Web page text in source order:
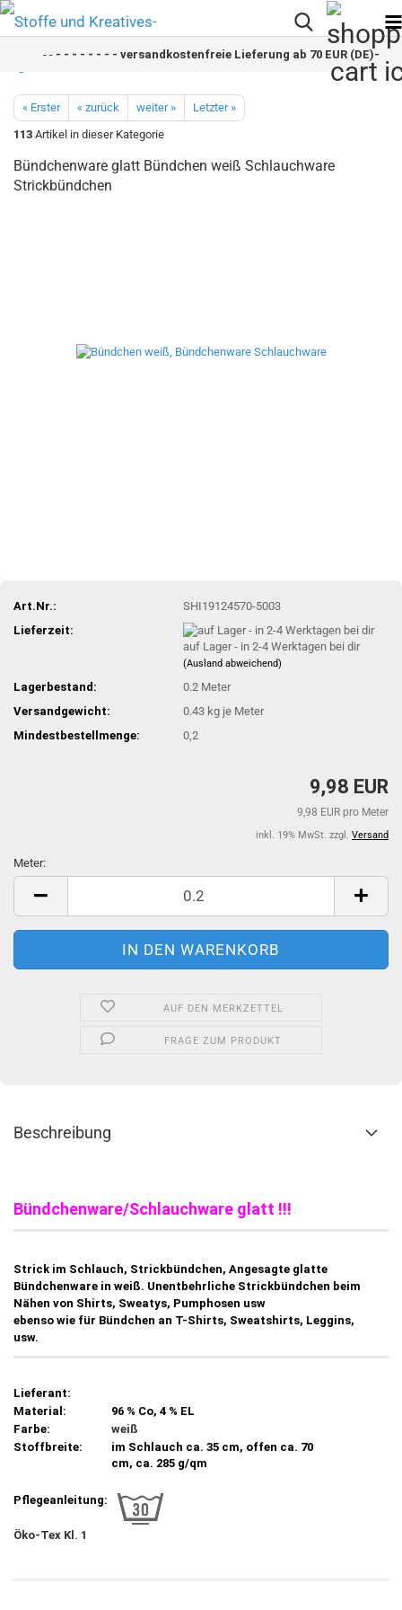
- - - - - - - - versandkostenfreie Lieferung ab 70 EUR (DE)- - -
« Erster « zurück weiter »
Letzter »
113 Artikel in dieser Kategorie
Bündchenware glatt Bündchen weiß Schlauchware
Strickbündchen
Art.Nr.:
SHI19124570-5003
Lieferzeit:
auf Lager - in 2-4 Werktagen bei dir
(Ausland abweichend)
Lagerbestand: 0.2 Meter
Versandgewicht:
0.43 kg je Meter
Mindestbestellmenge:
0,2
9,98 EUR
9,98 EUR pro Meter
inkl. 19% MwSt. zzgl. Versand
Meter:
Meter
AUF DEN MERKZETTEL
FRAGE ZUM PRODUKT
Beschreibung
Bündchenware/Schlauchware glatt !!!
Strick im Schlauch, Strickbündchen, Angesagte glatte
Bündchenware in weiß. Unentbehrliche Strickbündchen beim
Nähen von Shirts, Sweatys, Pumphosen usw
ebenso wie für Bündchen an T-Shirts, Sweatshirts, Leggins,
usw.
Lieferant:
Material:
96 % Co, 4 % EL
Farbe:
weiß
Stoffbreite:
im Schlauch ca. 35 cm, offen ca. 70
cm, ca. 285 g/qm
Pflegeanleitung:
Öko-Tex Kl. 1